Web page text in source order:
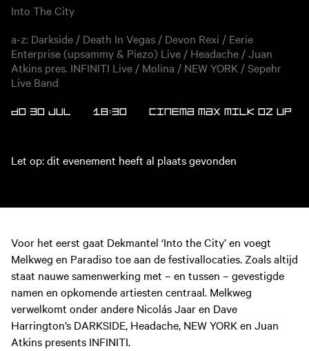
Into The City
a-z: Darkside / Death In Vegas / Devon Rexi / Eerie
Enterprise (upsammy & Piezo) Live / Headache / Juan
Atkins pres. INFINITI Live / Molina / NEW YORK / Sepehr
Live Band
DO 30 JUL 18:30 CINEMA MAX MILK OZ UP
Let op: dit evenement heeft al plaats gevonden
Voor het eerst gaat Dekmantel ‘Into the City’ en voegt
Melkweg en Paradiso toe aan de festivallocaties. Zoals altijd
staat nauwe samenwerking met – en tussen – gevestigde
namen en opkomende artiesten centraal. Melkweg
verwelkomt onder andere Nicolás Jaar en Dave
Harrington’s DARKSIDE, Headache, NEW YORK en Juan
Atkins presents INFINITI.